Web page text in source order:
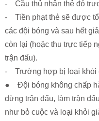
- Cầu thủ nhận thẻ đỏ
- Tiền phạt thẻ sẽ được
các đội bóng và sau hết
còn lại (hoặc thu trực tiếp
trận đấu).
- Trường hợp bị loại khỏi
● Đội bóng không chấp
dừng trận đấu, làm trận
như bỏ cuộc và loại khỏi